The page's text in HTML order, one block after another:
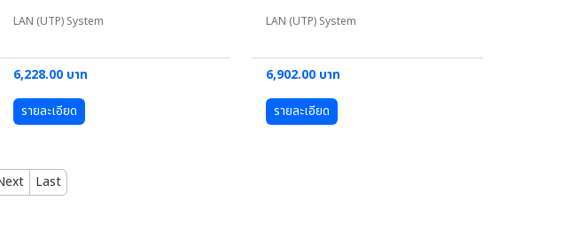
LAN (UTP) System
6,228.00 บาท
รายละเอียด
LAN (UTP) System
6,902.00 บาท
รายละเอียด
Last